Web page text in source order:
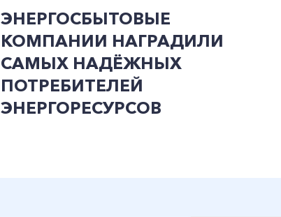
ЭНЕРГОСБЫТОВЫЕ
КОМПАНИИ НАГРАДИЛИ
САМЫХ НАДЁЖНЫХ
ПОТРЕБИТЕЛЕЙ
ЭНЕРГОРЕСУРСОВ